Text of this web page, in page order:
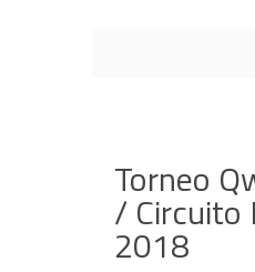
Torneo
/ Circuito
2018